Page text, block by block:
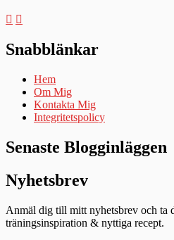
Snabblänkar
Hem
Om Mig
Kontakta Mig
Integritetspolicy
Senaste Blogginläggen
Nyhetsbrev
Anmäl dig till mitt nyhetsbrev och ta
träningsinspiration & nyttiga recept.